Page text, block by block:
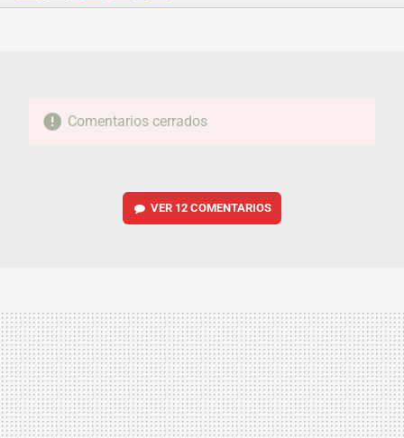
FACEBOOKTWITTERFLIPBOARD
E-
WHATSAPP
Comentarios cerrados
VER 12 COMENTARIOS